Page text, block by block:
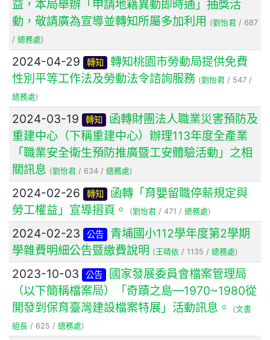
益，本局舉辦「申請地籍異動即時通」抽獎活
動，敬請廣為宣導並轉知所屬多加利用 (劉怡君 / 687
/ 總務處)
2024-04-29 轉知
轉知桃園市勞動局提供免費
性別平等工作法及勞動法令諮詢服務 (劉怡君 / 547 /
總務處)
2024-03-19 轉知
函轉財團法人職業災害預防及
重建中心（下稱重建中心）辦理113年度全產業
「職業安全衛生預防推廣暨工安體驗活動」之相
關訊息 (劉怡君 / 634 / 總務處)
2024-02-26 轉知
函轉「育嬰留職停薪規定與
勞工權益」宣導摺頁。
(劉怡君 / 471 / 總務處)
2024-02-23 公告
青埔國小112學年度第2學期
學雜費明細公告暨繳費說明 (王晴依 / 1135 / 總務處)
2023-10-03 公告
國家發展委員會檔案管理局
（以下簡稱檔案局）「奇蹟之島—1970~1980從
開發到保育臺灣建設檔案特展」活動訊息。
(文書
組長 / 625 / 總務處)